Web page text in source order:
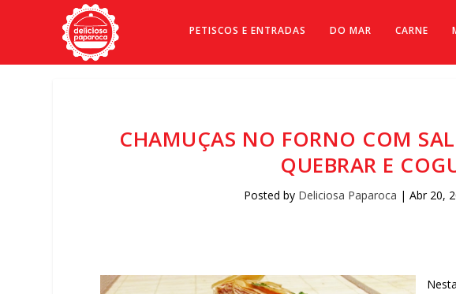
PETISCOS E ENTRADAS DO MAR CARNE
CHAMUÇAS NO FORNO COM
QUEBRAR E
Posted by Deliciosa Paparoca | Abr 20,